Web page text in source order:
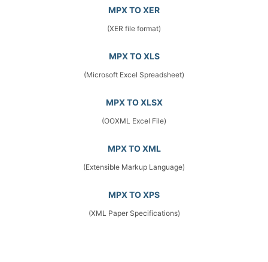
MPX TO XER
(XER file format)
MPX TO XLS
(Microsoft Excel Spreadsheet)
MPX TO XLSX
(OOXML Excel File)
MPX TO XML
(Extensible Markup Language)
MPX TO XPS
(XML Paper Specifications)